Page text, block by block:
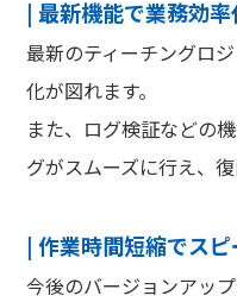
| 最新機能で業務効率
最新のティーチングロ
化が図れます。
また、ログ検証などの
グがスムーズに行え、
| 作業時間短縮でス
今後のバージョンアッ